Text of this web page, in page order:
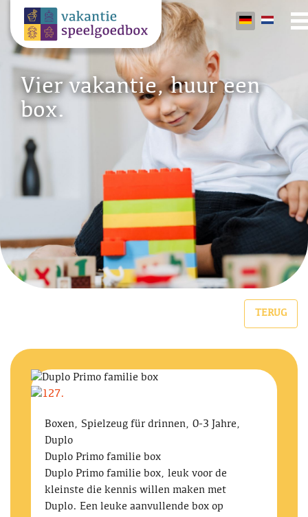
Vier vakantie, huur een
box.
TERUG
Boxen, Spielzeug für drinnen, 0-3 Jahre,
Duplo
Duplo Primo familie box
Duplo Primo familie box, leuk voor de
kleinste die kennis willen maken met
Duplo. Een leuke aanvullende box op